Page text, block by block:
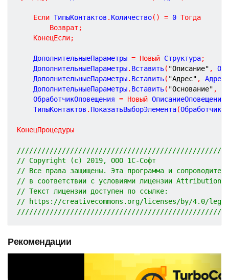
Если ТипыКонтактов . Количество( ) = 0 Тогда
Возврат ;
КонецЕсли;
	ДополнительныеПараметры
= Новый Структура;
	ДополнительныеПараметры
. Вставить( "Описание" ,
	ДополнительныеПараметры
. Вставить( "Адрес" , Адрес
	ДополнительныеПараметры
. Вставить( "Основание" ,
	ОбработчикОповещения
= Новый ОписаниеОповещения
	ТипыКонтактов
. ПоказатьВыборЭлемента(
КонецПроцедуры
// Copyright (c) 2019, ООО 1С-Софт
// Все права защищены. Эта программа и
// в соответствии с условиями лицензии
// Текст лицензии доступен по ссылке:
// https://creativecommons.org/licenses/by/4.0/
Рекомендации
e